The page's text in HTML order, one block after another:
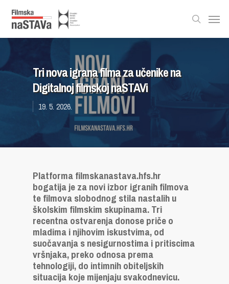
Tri nova igrana filma za učenike na
Digitalnoj filmskoj naSTAVi
19. 5. 2026.
Platforma filmskanastava.hfs.hr
bogatija je za novi izbor igranih filmova
te filmova slobodnog stila nastalih u
školskim filmskim skupinama. Tri
recentna ostvarenja donose priče o
mladima i njihovim iskustvima, od
suočavanja s nesigurnostima i pritiscima
vršnjaka, preko odnosa prema
tehnologiji, do intimnih obiteljskih
situacija koje mijenjaju svakodnevicu.